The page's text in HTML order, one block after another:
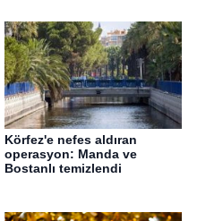
Körfez'e nefes aldıran
operasyon: Manda ve
Bostanlı temizlendi